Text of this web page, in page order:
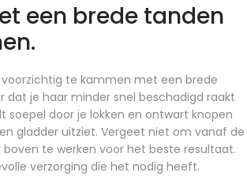
een brede tanden
te kammen met een brede
dat je haar minder snel beschadigd raakt
soepel door je lokken en ontwart knopen
gladder uitziet. Vergeet niet om vanaf de
te werken voor het beste resultaat.
verzorging die het nodig heeft.